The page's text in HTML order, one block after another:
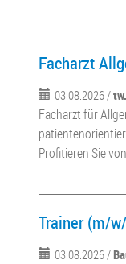
Facharzt
03.08.2026 /
Facharzt für
Profitieren Sie
Trainer (m/
03.08.2026 /